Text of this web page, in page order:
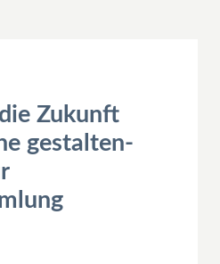
Zukunft
gestalten-